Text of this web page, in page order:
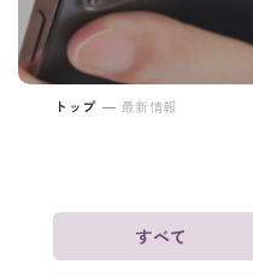
トップ 最新情報
すべて